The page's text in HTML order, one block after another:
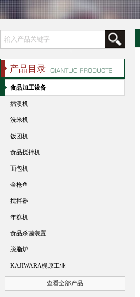
产品目录
食品加工设备
擂溃机
洗米机
饭团机
食品搅拌机
面包机
金枪鱼
搅拌器
年糕机
食品杀菌装置
脱脂炉
KAJIWARA梶原工业
查看全部产品